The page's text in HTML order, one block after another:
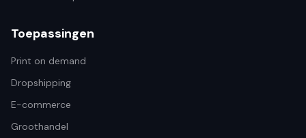
Toepassingen
Print on demand
Dropshipping
E-commerce
Groothandel